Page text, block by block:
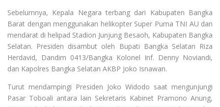
Sebelumnya, Kepala Negara terbang dari Kabupaten Bangka
Barat dengan menggunakan helikopter Super Puma TNI AU dan
mendarat di helipad Stadion Junjung Besaoh, Kabupaten Bangka
Selatan. Presiden disambut oleh Bupati Bangka Selatan Riza
Herdavid, Dandim 0413/Bangka Kolonel Inf. Denny Noviandi,
dan Kapolres Bangka Selatan AKBP Joko Isnawan.
Turut mendampingi Presiden Joko Widodo saat mengunjungi
Pasar Toboali antara lain Sekretaris Kabinet Pramono Anung,